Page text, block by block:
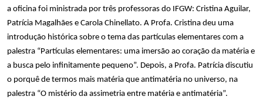
a oficina foi ministrada por três professoras do IFGW: Cristina Aguilar,
Patrícia Magalhães e Carola Chinellato. A Profa. Cristina deu uma
introdução histórica sobre o tema das partículas elementares com a
palestra “Partículas elementares: uma imersão ao coração da matéria e
a busca pelo infinitamente pequeno”. Depois, a Profa. Patrícia discutiu
o porquê de termos mais matéria que antimatéria no universo, na
palestra “O mistério da assimetria entre matéria e antimatéria”.